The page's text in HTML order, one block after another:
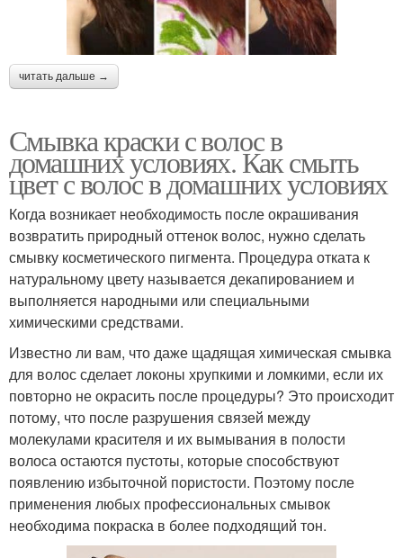
читать дальше →
Смывка краски с волос в
домашних условиях. Как смыть
цвет с волос в домашних условиях
Когда возникает необходимость после окрашивания
возвратить природный оттенок волос, нужно сделать
смывку косметического пигмента. Процедура отката к
натуральному цвету называется декапированием и
выполняется народными или специальными
химическими средствами.
Известно ли вам, что даже щадящая химическая смывка
для волос сделает локоны хрупкими и ломкими, если их
повторно не окрасить после процедуры? Это происходит
потому, что после разрушения связей между
молекулами красителя и их вымывания в полости
волоса остаются пустоты, которые способствуют
появлению избыточной пористости. Поэтому после
применения любых профессиональных смывок
необходима покраска в более подходящий тон.